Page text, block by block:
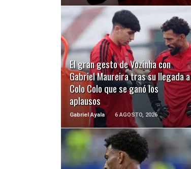
El gran gesto de Vozinha con
Gabriel Maureira tras su llegada a
Colo Colo que se ganó los
aplausos
Gabriel Ayala 6 AGOSTO, 2026
LEER MÁS